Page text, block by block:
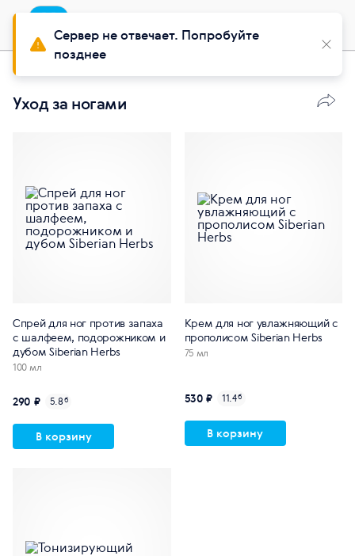
Buy Siberian
Красота
Уход за ногами
Спрей для ног против запаха
с шалфеем, подорожником и
дубом Siberian Herbs
100 мл
290 ₽ 5.8б
В корзину
Крем для ног увлажняющий с
прополисом Siberian Herbs
75 мл
530 ₽ 11.4б
В корзину
Сервер не отвечает. Попробуйте
позднее